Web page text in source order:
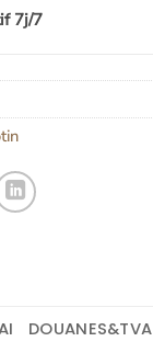
7j/7
DOUANES&TVA